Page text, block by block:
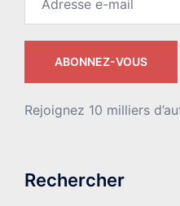
ABONNEZ-VOUS
Rejoignez 10 milliers
Rechercher